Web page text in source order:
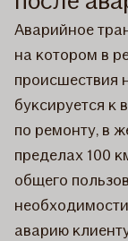
Аварийное
на котором в
происшествия
буксируется к
по ремонту, в
пределах 100
общего
аварию